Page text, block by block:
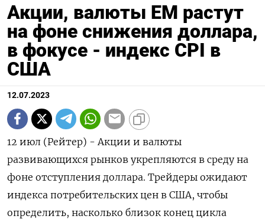
Акции, валюты ЕМ растут
на фоне снижения доллара,
в фокусе - индекс CPI в
США
12.07.2023
12 июл (Рейтер) - Акции и валюты
развивающихся рынков укрепляются в среду на
фоне отступления доллара. Трейдеры ожидают
индекса потребительских цен в США, чтобы
определить, насколько близок конец цикла